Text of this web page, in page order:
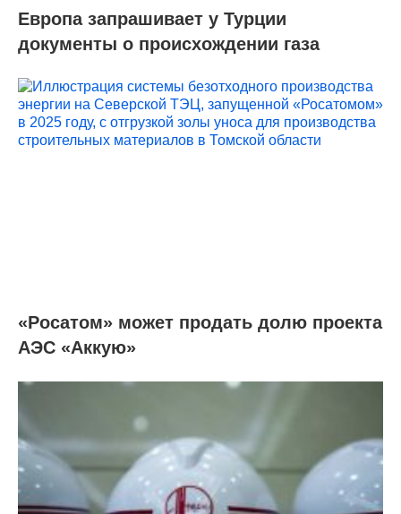
Европа запрашивает у Турции
документы о происхождении газа
«Росатом» может продать долю проекта
АЭС «Аккую»